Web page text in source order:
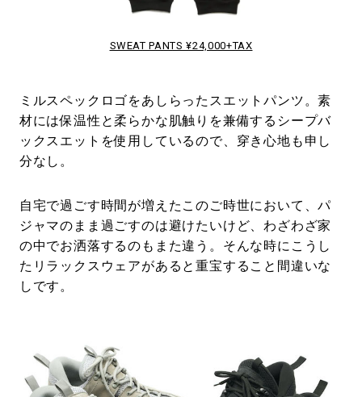
SWEAT PANTS ¥24,000+TAX
ミルスペックロゴをあしらったスエットパンツ。素
材には保温性と柔らかな肌触りを兼備するシープバ
ックスエットを使用しているので、穿き心地も申し
分なし。
自宅で過ごす時間が増えたこのご時世において、パ
ジャマのまま過ごすのは避けたいけど、わざわざ家
の中でお洒落するのもまた違う。そんな時にこうし
たリラックスウェアがあると重宝すること間違いな
しです。